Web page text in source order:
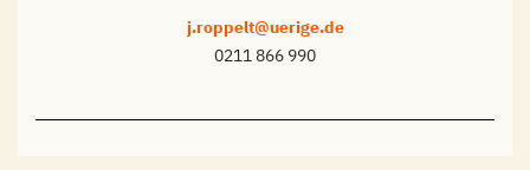
j.roppelt@uerige.de
0211 866 990